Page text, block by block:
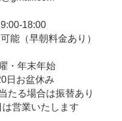
18:00
能（早朝料金あり）
・年末年始
日お盆休み
たる場合は振替あり
営業いたします